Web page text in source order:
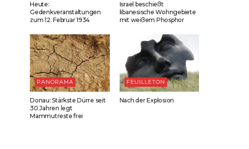
Heute:
Gedenkveranstaltungen
zum 12. Februar 1934
Israel beschießt
libanesische Wohngebiete
mit weißem Phosphor
PANORAMA
Donau: Stärkste Dürre seit
30 Jahren legt
Mammutreste frei
FEUILLETON
Nach der Explosion